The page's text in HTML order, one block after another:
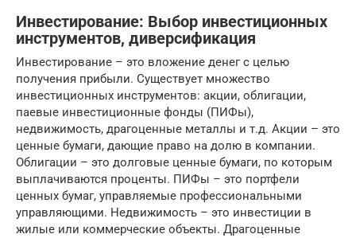
Инвестирование: Выбор инвестиционных
инструментов, диверсификация
Инвестирование – это вложение денег с целью
получения прибыли. Существует множество
инвестиционных инструментов: акции, облигации,
паевые инвестиционные фонды (ПИФы),
недвижимость, драгоценные металлы и т.д. Акции – это
ценные бумаги, дающие право на долю в компании.
Облигации – это долговые ценные бумаги, по которым
выплачиваются проценты. ПИФы – это портфели
ценных бумаг, управляемые профессиональными
управляющими. Недвижимость – это инвестиции в
жилые или коммерческие объекты. Драгоценные